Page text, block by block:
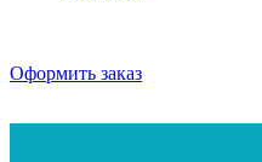
Оформить заказ